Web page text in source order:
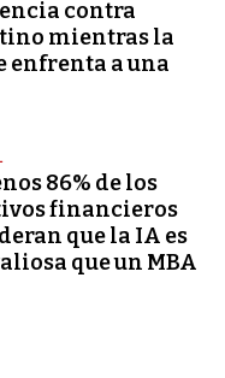
contra
mientras la
enfrenta a una
86% de los
financieros
que la IA es
que un MBA